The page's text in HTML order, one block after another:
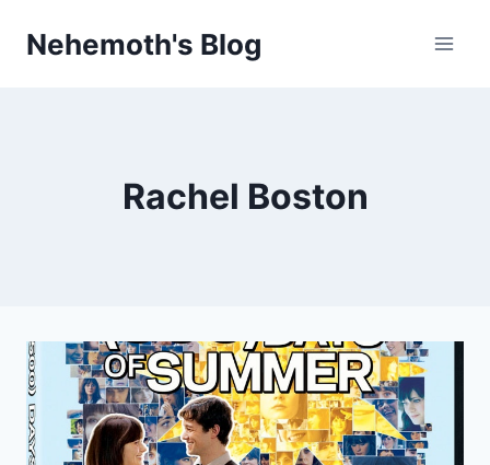
Nehemoth's Blog
Rachel Boston